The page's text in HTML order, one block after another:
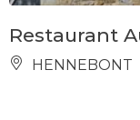
Restaurant
HENNEBONT